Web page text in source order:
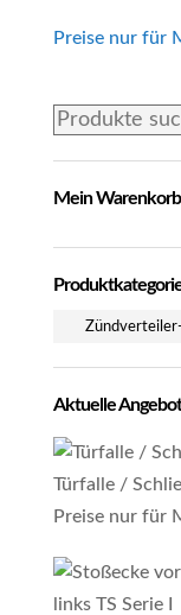
Preise nur für
Suchen
Mein Warenkorb
Aktuelle
Türfalle /
Preise nur für
links TS Serie I